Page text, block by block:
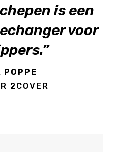
is een
voor
POPPE
2COVER